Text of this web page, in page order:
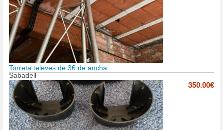
Torreta televes de 36 de ancha
Sabadell
350.00€